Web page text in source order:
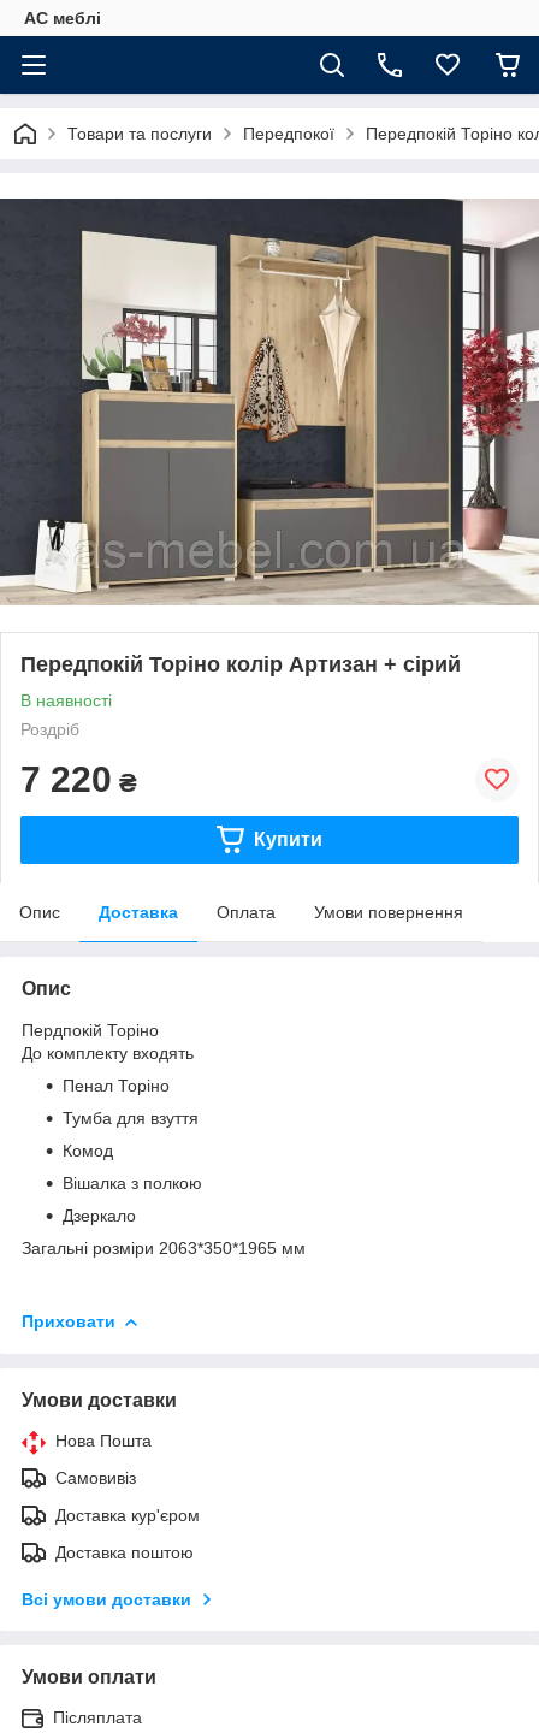
АС меблі
Товари та послуги Передпокої Передпокій Торіно
Передпокій Торіно колір Артизан + сірий
В наявності
Роздріб
7 220 ₴
Купити
Опис Доставка Оплата Умови повернення
Опис
Пердпокій Торіно
До комплекту входять
Пенал Торіно
Тумба для взуття
Комод
Вішалка з полкою
Дзеркало
Загальні розміри 2063*350*1965 мм
Приховати
Умови доставки
Нова Пошта
Самовивіз
Доставка кур'єром
Доставка поштою
Всі умови доставки
Умови оплати
Післяплата